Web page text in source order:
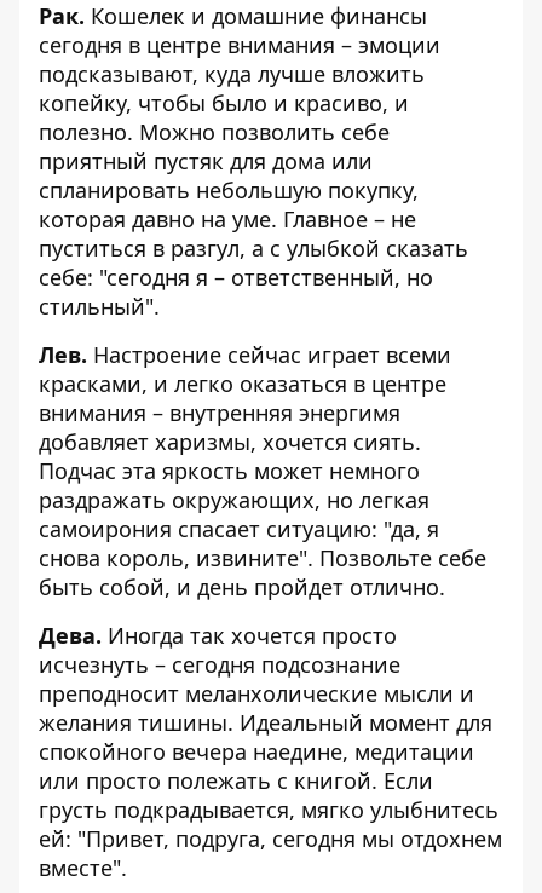
Рак. Кошелек и домашние финансы
сегодня в центре внимания – эмоции
подсказывают, куда лучше вложить
копейку, чтобы было и красиво, и
полезно. Можно позволить себе
приятный пустяк для дома или
спланировать небольшую покупку,
которая давно на уме. Главное – не
пуститься в разгул, а с улыбкой сказать
себе: "сегодня я – ответственный, но
стильный".
Лев. Настроение сейчас играет всеми
красками, и легко оказаться в центре
внимания – внутренняя энергимя
добавляет харизмы, хочется сиять.
Подчас эта яркость может немного
раздражать окружающих, но легкая
самоирония спасает ситуацию: "да, я
снова король, извините". Позвольте себе
быть собой, и день пройдет отлично.
Дева. Иногда так хочется просто
исчезнуть – сегодня подсознание
преподносит меланхолические мысли и
желания тишины. Идеальный момент для
спокойного вечера наедине, медитации
или просто полежать с книгой. Если
грусть подкрадывается, мягко улыбнитесь
ей: "Привет, подруга, сегодня мы отдохнем
вместе".